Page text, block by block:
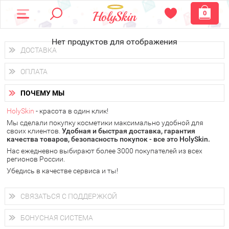
0
Нет продуктов для отображения
ДОСТАВКА
Доставка осуществляетсяпо всем городам России.
Вы можете выбрать доставку курьером, Почтой России или
получить заказ в пунктах выдачи PickPoint или пункте
самовывоза.
В 20 городах России доставка осуществляется ужена
следующий день.
у Вас всегда есть возможность получитьбесплатную
доставку от HolySkin.
подробнее об условиях доставки и оплаты в Вашем городе
ОПЛАТА
Вы можете оплатить свой заказ любым удобным способом:
наличными деньгами (
через интернет-банк (Альфа-банк, Сбербанк) и другими
электронными способами.
ПОЧЕМУ МЫ
HolySkin - красота в один клик!
Мы сделали покупку косметики максимально удобной для
своих клиентов. Удобная и быстрая доставка, гарантия
качества товаров, безопасность покупок - все это HolySkin.
Нас ежедневно выбирают более 3000 покупателей из всех
регионов России.
Убедись в качестве сервиса и ты!
СВЯЗАТЬСЯ С ПОДДЕРЖКОЙ
+7 (800) 707-24-55
Мы будем рады ответить на все Ваши вопросы по работе
магазина, проконсультировать по товарам, рассказать о
БОНУСНАЯ СИСТЕМА